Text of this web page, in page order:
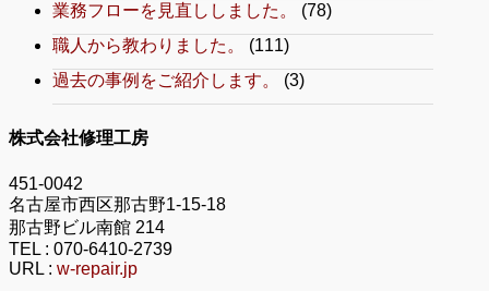
業務フローを見直ししました。
(78)
職人から教わりました。
(111)
過去の事例をご紹介します。
(3)
株式会社修理工房
451-0042
名古屋市西区那古野1-15-18
那古野ビル南館 214
TEL : 070-6410-2739
URL : w-repair.jp